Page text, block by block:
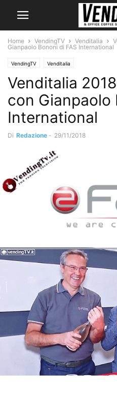
Home VendingTV Venditalia
Gianpaolo Bononi di FAS International
VendingTV Venditalia
Venditalia
con Gianpaolo
International
Di Redazione - 29/11/2018